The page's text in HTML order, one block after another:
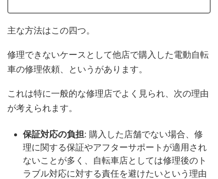
主な方法はこの四つ。
修理できないケースとして他店で購入した電動自転
車の修理依頼、というがあります。
これは特に一般的な修理店でよく見られ、次の理由
が考えられます。
保証対応の負担: 購入した店舗でない場合、修
理に関する保証やアフターサポートが適用され
ないことが多く、自転車店としては修理後のト
ラブル対応に対する責任を避けたいという理由